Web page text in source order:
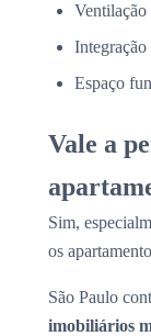
Ventilação
Integração
Espaço
Vale a
Sim,
os
São Paulo
imobiliários